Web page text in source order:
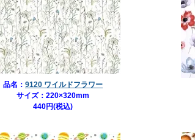
品名： 9120 ワイルドフラワー
サイズ：220×320mm
440円(税込)